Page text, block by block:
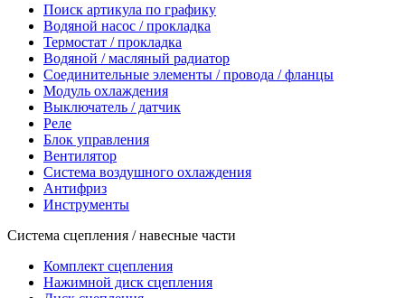
Поиск артикула по графику
Водяной насос / прокладка
Термостат / прокладка
Водяной / масляный радиатор
Соединительные элементы / провода / фланцы
Модуль охлаждения
Выключатель / датчик
Реле
Блок управления
Вентилятор
Система воздушного охлаждения
Антифриз
Инструменты
Система сцепления / навесные части
Комплект сцепления
Нажимной диск сцепления